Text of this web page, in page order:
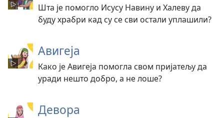
Шта је помогло Исусу Навину и Халеву да
буду храбри кад су се сви остали уплашили?
Авигеја
Како је Авигеја помогла свом пријатељу да
уради нешто добро, а не лоше?
Девора